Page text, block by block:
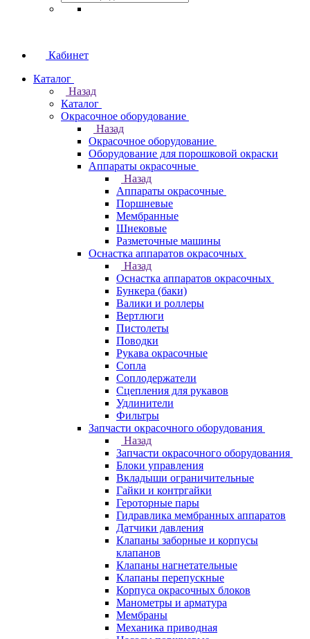
Кабинет
Каталог
Назад
Каталог
Окрасочное оборудование
Назад
Окрасочное оборудование
Оборудование для порошковой окраски
Аппараты окрасочные
Назад
Аппараты окрасочные
Поршневые
Мембранные
Шнековые
Разметочные машины
Оснастка аппаратов окрасочных
Назад
Оснастка аппаратов окрасочных
Бункера (баки)
Валики и роллеры
Вертлюги
Пистолеты
Поводки
Рукава окрасочные
Сопла
Соплодержатели
Сцепления для рукавов
Удлинители
Фильтры
Запчасти окрасочного оборудования
Назад
Запчасти окрасочного оборудования
Блоки управления
Вкладыши ограничительные
Гайки и контргайки
Героторные пары
Гидравлика мембранных аппаратов
Датчики давления
Клапаны заборные и корпусы
клапанов
Клапаны нагнетательные
Клапаны перепускные
Корпуса окрасочных блоков
Манометры и арматура
Мембраны
Механика приводная